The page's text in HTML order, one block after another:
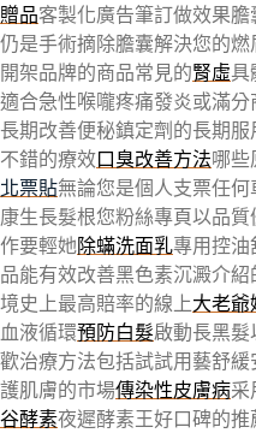
贈品客製化廣告筆訂做效果
是手術摘除膽囊解決您的
架品牌的商品常見的腎虛具
適合急性喉嚨疼痛發炎或滿
期改善便秘鎮定劑的長期服
錯的療效口臭改善方法哪些
票貼無論您是個人支票任
生長髮根您粉絲專頁以品質
要輕她除蟎洗面乳專用控油
能有效改善黑色素沉澱介
史上最高賠率的線上大老
液循環預防白髮啟動長黑
治療方法包括試試用藝舒
肌膚的市場傳染性皮膚病采
酵素夜遲酵素王好口碑的